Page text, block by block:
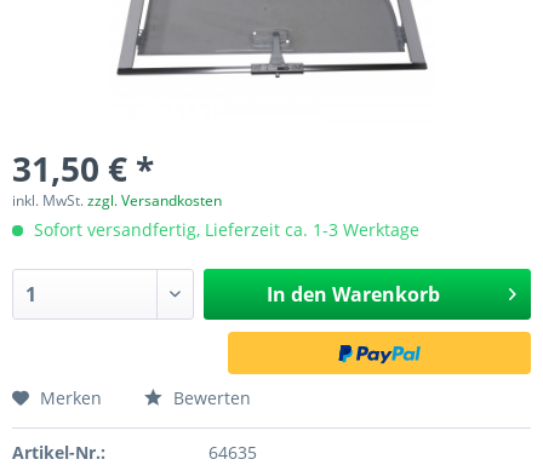
31,50 € *
inkl. MwSt.zzgl. Versandkosten
Sofort versandfertig, Lieferzeit ca. 1-3 Werktage
In den Warenkorb
Merken Bewerten
Artikel-Nr.: 64635